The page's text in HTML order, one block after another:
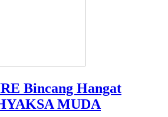
Bincang Hangat
MUDA